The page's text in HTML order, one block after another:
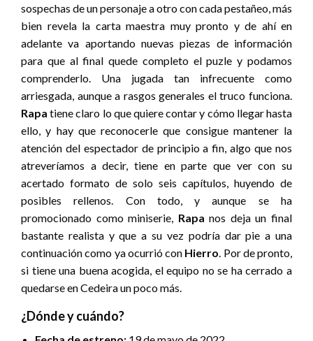
sospechas de un personaje a otro con cada pestañeo, más
bien revela la carta maestra muy pronto y de ahí en
adelante va aportando nuevas piezas de información
para que al final quede completo el puzle y podamos
comprenderlo. Una jugada tan infrecuente como
arriesgada, aunque a rasgos generales el truco funciona.
Rapa tiene claro lo que quiere contar y cómo llegar hasta
ello, y hay que reconocerle que consigue mantener la
atención del espectador de principio a fin, algo que nos
atreveríamos a decir, tiene en parte que ver con su
acertado formato de solo seis capítulos, huyendo de
posibles rellenos. Con todo, y aunque se ha
promocionado como miniserie, Rapa nos deja un final
bastante realista y que a su vez podría dar pie a una
continuación como ya ocurrió con Hierro. Por de pronto,
si tiene una buena acogida, el equipo no se ha cerrado a
quedarse en Cedeira un poco más.
¿Dónde y cuándo?